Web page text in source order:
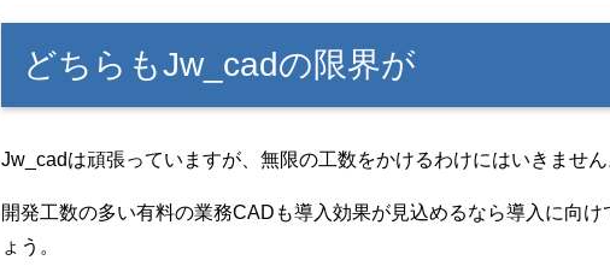
どちらもJw_cadの限界が
Jw_cadは頑張っていますが、無限の工数をかけるわけにはいきません
開発工数の多い有料の業務CADも導入効果が見込めるなら導入に向け
ょう。